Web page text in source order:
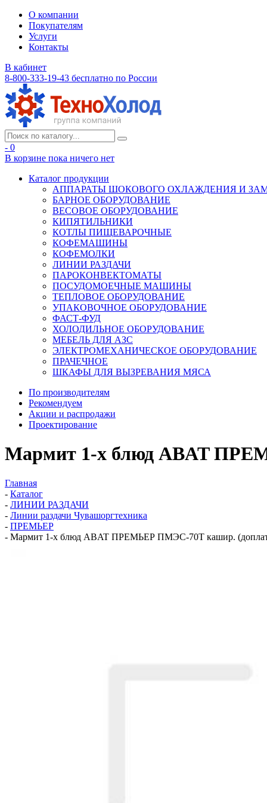
О компании
Покупателям
Услуги
Контакты
В кабинет
8-800-333-19-43 бесплатно по России
- 0
В корзине пока ничего нет
Каталог продукции
АППАРАТЫ ШОКОВОГО ОХЛАЖДЕНИЯ И
БАРНОЕ ОБОРУДОВАНИЕ
ВЕСОВОЕ ОБОРУДОВАНИЕ
КИПЯТИЛЬНИКИ
КОТЛЫ ПИЩЕВАРОЧНЫЕ
КОФЕМАШИНЫ
КОФЕМОЛКИ
ЛИНИИ РАЗДАЧИ
ПАРОКОНВЕКТОМАТЫ
ПОСУДОМОЕЧНЫЕ МАШИНЫ
ТЕПЛОВОЕ ОБОРУДОВАНИЕ
УПАКОВОЧНОЕ ОБОРУДОВАНИЕ
ФАСТ-ФУД
ХОЛОДИЛЬНОЕ ОБОРУДОВАНИЕ
МЕБЕЛЬ ДЛЯ АЗС
ЭЛЕКТРОМЕХАНИЧЕСКОЕ ОБОРУДОВАНИЕ
ПРАЧЕЧНОЕ
ШКАФЫ ДЛЯ ВЫЗРЕВАНИЯ МЯСА
По производителям
Рекомендуем
Акции и распродажи
Проектирование
Мармит 1-х блюд ABAT
Главная
- Каталог
- ЛИНИИ РАЗДАЧИ
- Линии раздачи Чувашоргтехника
- ПРЕМЬЕР
- Мармит 1-х блюд ABAT ПРЕМЬЕР ПМЭС-70Т кашир.